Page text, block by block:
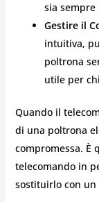
sia
Gestire il
intuitiva,
poltrona
utile per
Quando il
di una poltrona
compromessa. È
telecomando in
sostituirlo con